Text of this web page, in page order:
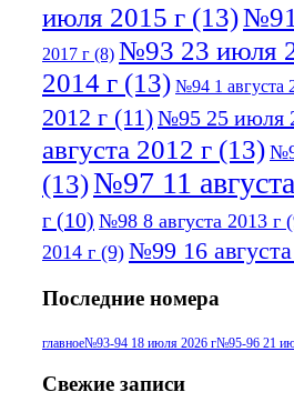
июля 2015 г (13)
2017 г (8) №93 23 июля
2014 г (13) №94 1 августа
2012 г (11)№95 25 июля
августа 2012 г (13)
(13)№97 11
г (10) №98 8 августа 2013 г
2014 г (9) №99 16
Последние номера
главное№93-94 18 июля 2026 г№95-96 21
Свежие записи